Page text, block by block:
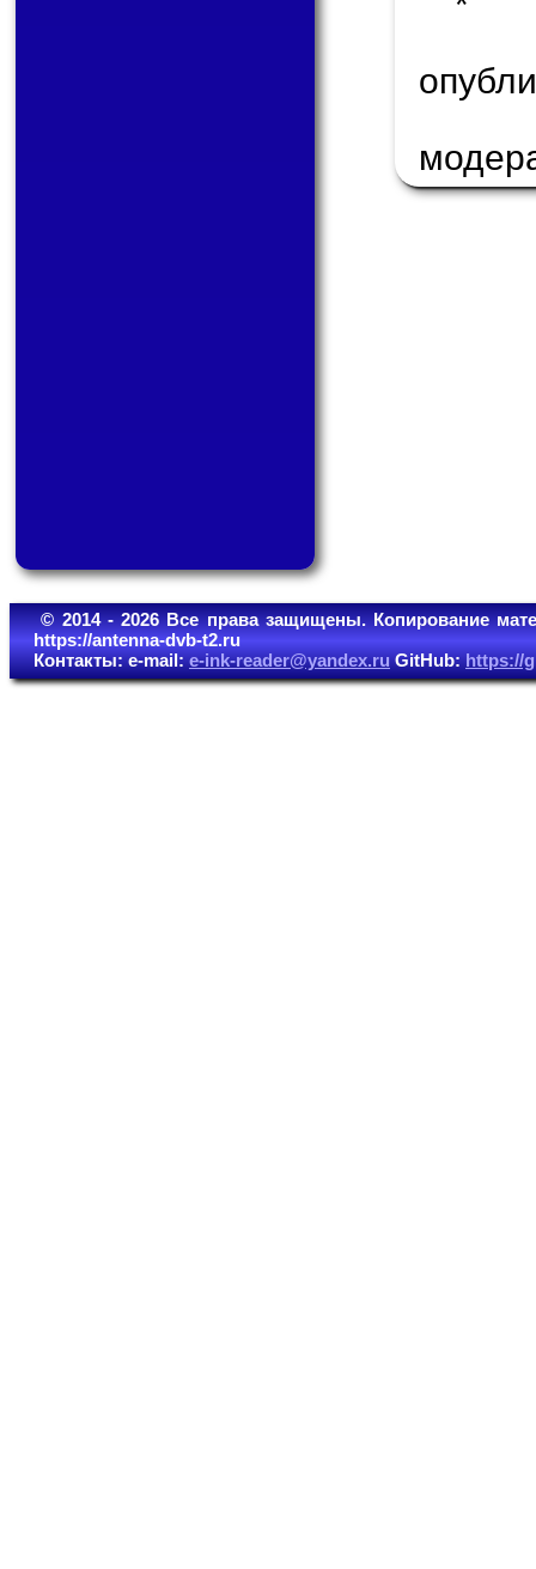
© 2014 - 2026 Все права защищены. Копирование
https://antenna-dvb-t2.ru
Контакты: e-mail:e-ink-reader@yandex.ruGitHub:https://